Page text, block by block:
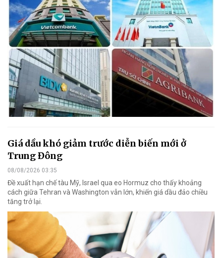
Giá dầu khó giảm trước diễn biến mới ở
Trung Đông
08/08/2026 03:35
Đề xuất hạn chế tàu Mỹ, Israel qua eo Hormuz cho thấy khoảng
cách giữa Tehran và Washington vẫn lớn, khiến giá dầu đảo chiều
tăng trở lại.